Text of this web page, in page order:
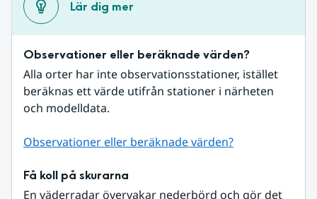
Lär dig mer
Observationer eller beräknade värden?
Alla orter har inte observationsstationer, istället
beräknas ett värde utifrån stationer i närheten
och modelldata.
Observationer eller beräknade värden?
Få koll på skurarna
En väderradar övervakar nederbörd och gör det